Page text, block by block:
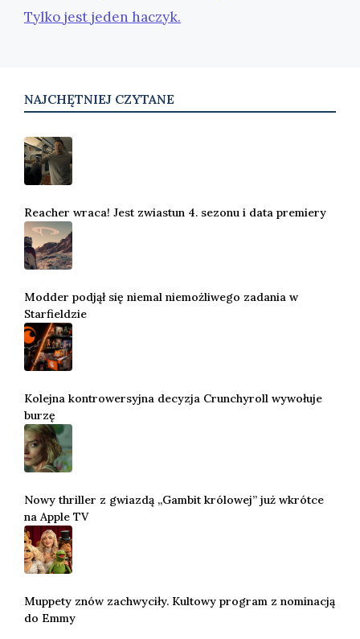
Tylko jest jeden haczyk.
NAJCHĘTNIEJ CZYTANE
Reacher wraca! Jest zwiastun 4. sezonu i data premiery
Modder podjął się niemal niemożliwego zadania w
Starfieldzie
Kolejna kontrowersyjna decyzja Crunchyroll wywołuje
burzę
Nowy thriller z gwiazdą „Gambit królowej” już wkrótce
na Apple TV
Muppety znów zachwyciły. Kultowy program z nominacją
do Emmy